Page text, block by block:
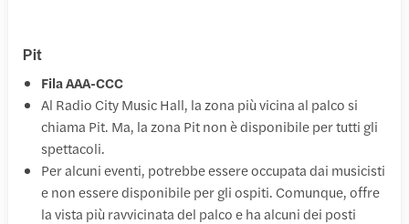
Pit
Fila AAA-CCC
Al Radio City Music Hall, la zona più vicina al palco si
chiama Pit. Ma, la zona Pit non è disponibile per tutti gli
spettacoli.
Per alcuni eventi, potrebbe essere occupata dai musicisti
e non essere disponibile per gli ospiti. Comunque, offre
la vista più ravvicinata del palco e ha alcuni dei posti